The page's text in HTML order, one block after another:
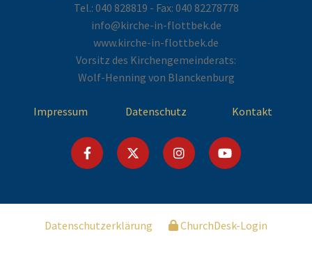
Tel.: 040 828819 - Fax: 040 82278778
info@kirche-in-flottbek.de
www.kirche-in-flottbek.de
Vorsitz des Kirchengemeinderats:
Wolf-Henning von Blanckenburg
Impressum Datenschutz Kontakt
Datenschutzerklärung ChurchDesk-Login